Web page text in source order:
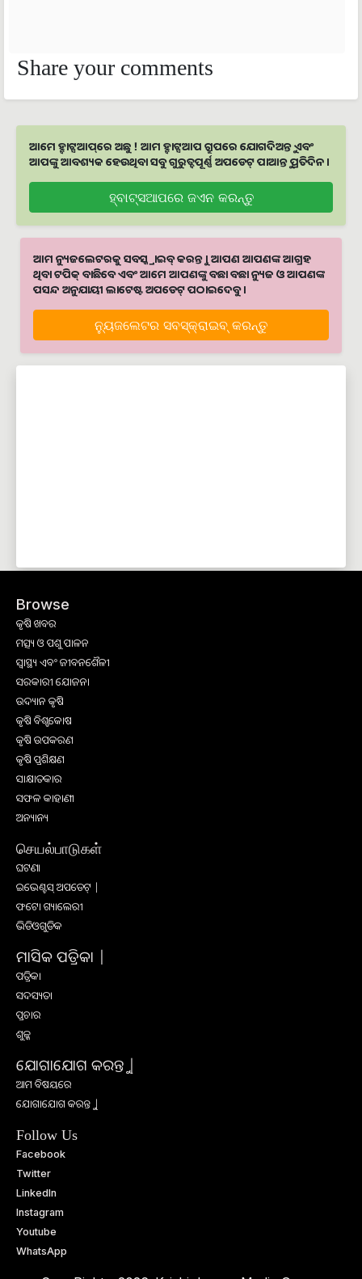
Share your comments
ଆମେ ହ୍ବାଟ୍ସଆପ୍‌ରେ ଅଛୁ ! ଆମ ହ୍ବାଟ୍ସଆପ ଗ୍ରୁପରେ ଯୋଗଦିଅନ୍ତୁ ଏବଂ
ଆପଙ୍କୁ ଆବଶ୍ୟକ ହେଉଥିବା ସବୁ ଗୁରୁତ୍ବପୂର୍ଣ୍ଣ ଅପଡେଟ୍‌ ପାଆନ୍ତୁ ପ୍ରତିଦିନ ।
ହ୍ବାଟ୍ସଆପରେ ଜଏନ କରନ୍ତୁ
ଆମ ନ୍ୟୁଜଲେଟରକୁ ସବସ୍କ୍ରାଇବ୍ କରନ୍ତୁ । ଆପଣ ଆପଣଙ୍କ ଆଗ୍ରହ
ଥିବା ଟପିକ୍‌ ବାଛିବେ ଏବଂ ଆମେ ଆପଣଙ୍କୁ ବଛା ବଛା ନ୍ୟୁଜ ଓ ଆପଣଙ୍କ
ପସନ୍ଦ ଅନୁଯାୟୀ ଲାଟେଷ୍ଟ ଅପଡେଟ୍‌ ପଠାଇଦେବୁ ।
ନ୍ୟୁଜଲେଟର ସବସ୍କ୍ରାଇବ୍‌ କରନ୍ତୁ
Browse
କୃଷି ଖବର
ମତ୍ସ୍ୟ ଓ ପଶୁ ପାଳନ
ସ୍ୱାସ୍ଥ୍ୟ ଏବଂ ଜୀବନଶୈଳୀ
ସରକାରୀ ଯୋଜନା
ଉଦ୍ୟାନ କୃଷି
କୃଷି ବିଶ୍ବକୋଷ
କୃଷି ଉପକରଣ
କୃଷି ପ୍ରଶିକ୍ଷଣ
ସାକ୍ଷାତକାର
ସଫଳ କାହାଣୀ
ଅନ୍ୟାନ୍ୟ
செயல்பாடுகள்
ଘଟଣା
ଇଭେଣ୍ଟସ୍ ଅପଡେଟ୍ |
ଫଟୋ ଗ୍ୟାଲେରୀ
ଭିଡିଓଗୁଡିକ
ମାସିକ ପତ୍ରିକା |
ପତ୍ରିକା
ସଦସ୍ୟତା
ପ୍ରଚାର
ଶୁଳ୍କ
ଯୋଗାଯୋଗ କରନ୍ତୁ |
ଆମ ବିଷୟରେ
ଯୋଗାଯୋଗ କରନ୍ତୁ |
Follow Us
Facebook
Twitter
LinkedIn
Instagram
Youtube
WhatsApp